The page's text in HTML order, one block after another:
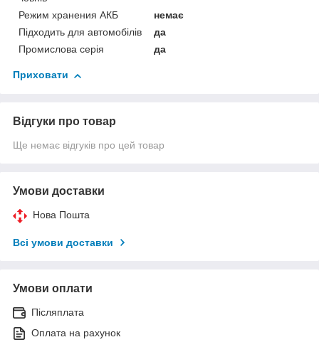
Режим хранения АКБ
немає
Підходить для автомобілів
да
Промислова серія
да
Приховати
Відгуки про товар
Ще немає відгуків про цей товар
Умови доставки
Нова Пошта
Всі умови доставки
Умови оплати
Післяплата
Оплата на рахунок